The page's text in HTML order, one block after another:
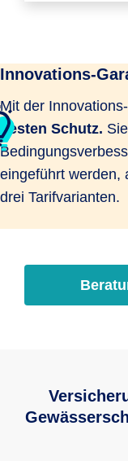
Innovations-
Mit der
besten Schutz.
eingeführt werden,
drei Tarifvarianten.